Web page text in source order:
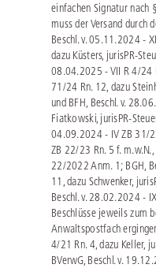
einfachen Signatur nach
muss der Versand durch
Beschl. v. 05.11.2024 -
dazu Küsters, jurisPR-
08.04.2025 - VII R 4/24
71/24 Rn. 12, dazu
und BFH, Beschl. v.
Fiatkowski, jurisPR-
04.09.2024 - IV ZB 31/
ZB 22/23 Rn. 5 f.
22/2022 Anm. 1; BGH,
11, dazu Schwenker,
Beschl. v. 28.02.2024 -
Beschlüsse jeweils zum
Anwaltspostfach
4/21 Rn. 4, dazu Keller,
BVerwG, Beschl. v.